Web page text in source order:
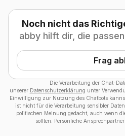
Noch nicht das
abby hilft dir, die
Frag
Die Verarbeitung der Chat-
unserer Datenschutzerklärung unter
Einwilligung zur Nutzung des Chatbots
ist nicht für die Verarbeitung sensibler
politischen Meinung gedacht, auch wenn
sollten. Persönliche